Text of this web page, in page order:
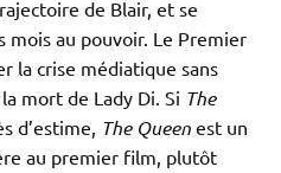
de Blair, et se
mois au pouvoir. Le Premier
la crise médiatique sans
mort de Lady Di. Si The
d’estime, The Queen est un
au premier film, plutôt